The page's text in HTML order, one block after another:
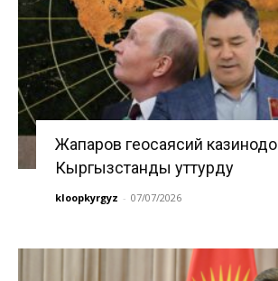
Жапаров геосаясий казинодо
Кыргызстанды уттурду
kloopkyrgyz - 07/07/2026